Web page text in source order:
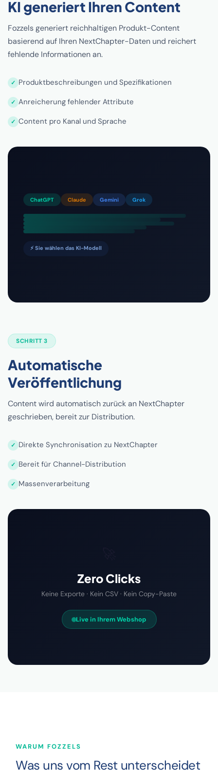
KI generiert Ihren Content
Fozzels generiert reichhaltigen Produkt-Content
basierend auf Ihren NextChapter-Daten und reichert
fehlende Informationen an.
Produktbeschreibungen und Spezifikationen
Anreicherung fehlender Attribute
Content pro Kanal und Sprache
ChatGPT Claude Gemini Grok
⚡ Sie wählen das KI-Modell
SCHRITT 3
Automatische
Veröffentlichung
Content wird automatisch zurück an NextChapter
geschrieben, bereit zur Distribution.
Direkte Synchronisation zu NextChapter
Bereit für Channel-Distribution
Massenverarbeitung
Zero Clicks
Keine Exporte · Kein CSV · Kein Copy-Paste
Live in Ihrem Webshop
WARUM FOZZELS
Was uns vom Rest unterscheidet